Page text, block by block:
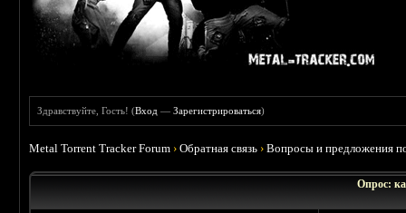
Здравствуйте, Гость! (Вход —Зарегистрироваться)
Metal Torrent Tracker Forum ›Обратная связь ›Вопросы и предложения
Опрос: